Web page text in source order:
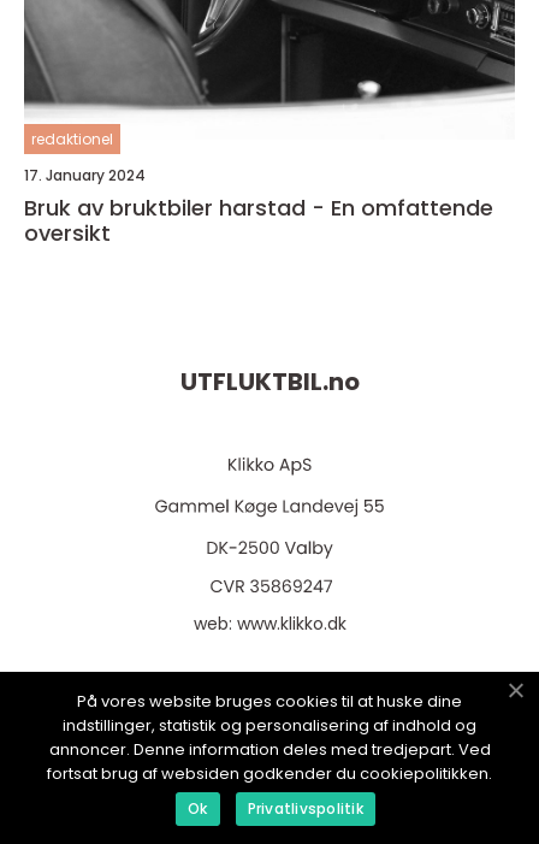
redaktionel
17. January 2024
Bruk av bruktbiler harstad - En omfattende
oversikt
UTFLUKTBIL.no
web: www.klikko.dk
Menu
Reklame
På vores website bruges cookies til at huske dine
indstillinger, statistik og personalisering af indhold og
annoncer. Denne information deles med tredjepart. Ved
fortsat brug af websiden godkender du cookiepolitikken.
Ok Privatlivspolitik